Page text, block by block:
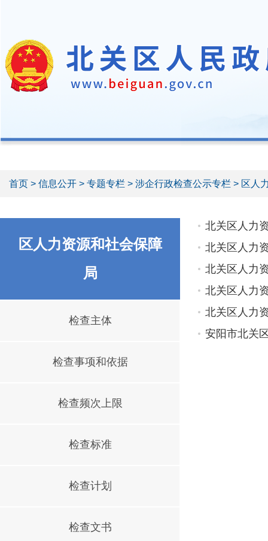
首页 > 信息公开 > 专题专栏 > 涉企行政检查公示专栏 > 区人
区人力资源和社会保障
局
检查主体
检查事项和依据
检查频次上限
检查标准
检查计划
检查文书
北关区人力
北关区人力
北关区人力
北关区人力
北关区人力
安阳市北关